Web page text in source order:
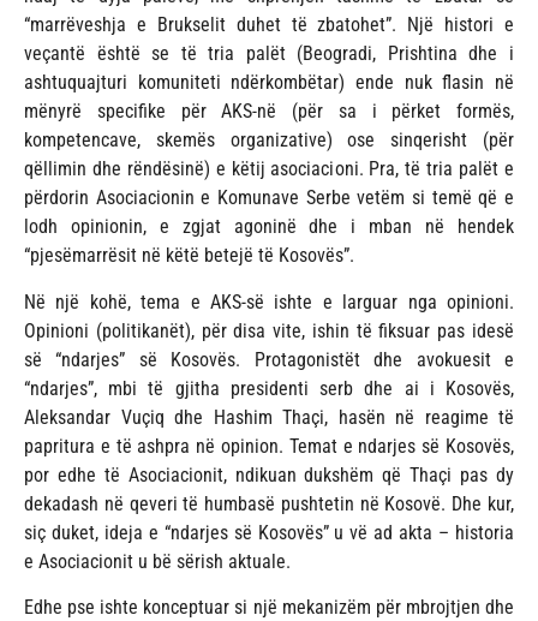
“marrëveshja e Brukselit duhet të zbatohet”. Një histori e
veçantë është se të tria palët (Beogradi, Prishtina dhe i
ashtuquajturi komuniteti ndërkombëtar) ende nuk flasin në
mënyrë specifike për AKS-në (për sa i përket formës,
kompetencave, skemës organizative) ose sinqerisht (për
qëllimin dhe rëndësinë) e këtij asociacioni. Pra, të tria palët e
përdorin Asociacionin e Komunave Serbe vetëm si temë që e
lodh opinionin, e zgjat agoninë dhe i mban në hendek
“pjesëmarrësit në këtë betejë të Kosovës”.
Në një kohë, tema e AKS-së ishte e larguar nga opinioni.
Opinioni (politikanët), për disa vite, ishin të fiksuar pas idesë
së “ndarjes” së Kosovës. Protagonistët dhe avokuesit e
“ndarjes”, mbi të gjitha presidenti serb dhe ai i Kosovës,
Aleksandar Vuçiq dhe Hashim Thaçi, hasën në reagime të
papritura e të ashpra në opinion. Temat e ndarjes së Kosovës,
por edhe të Asociacionit, ndikuan dukshëm që Thaçi pas dy
dekadash në qeveri të humbasë pushtetin në Kosovë. Dhe kur,
siç duket, ideja e “ndarjes së Kosovës” u vë ad akta – historia
e Asociacionit u bë sërish aktuale.
Edhe pse ishte konceptuar si një mekanizëm për mbrojtjen dhe